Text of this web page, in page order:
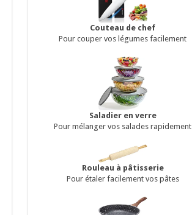
Couteau de chef
Pour couper vos légumes facilement
Saladier en verre
Pour mélanger vos salades rapidement
Rouleau à pâtisserie
Pour étaler facilement vos pâtes